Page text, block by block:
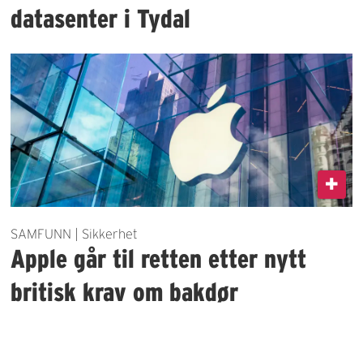
datasenter i Tydal
SAMFUNN | Sikkerhet
Apple går til retten etter nytt
britisk krav om bakdør